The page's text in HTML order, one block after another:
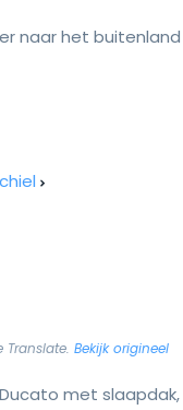
naar het buitenland
Bekijk origineel
met slaapdak,